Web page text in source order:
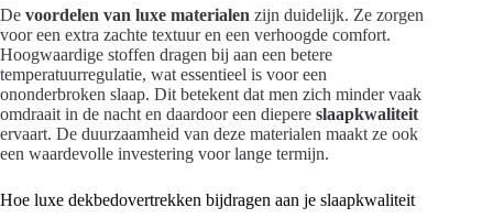
De voordelen van luxe materialen zijn duidelijk. Ze zorgen
voor een extra zachte textuur en een verhoogde comfort.
Hoogwaardige stoffen dragen bij aan een betere
temperatuurregulatie, wat essentieel is voor een
ononderbroken slaap. Dit betekent dat men zich minder vaak
omdraait in de nacht en daardoor een diepere slaapkwaliteit
ervaart. De duurzaamheid van deze materialen maakt ze ook
een waardevolle investering voor lange termijn.
Hoe luxe dekbedovertrekken bijdragen aan je slaapkwaliteit